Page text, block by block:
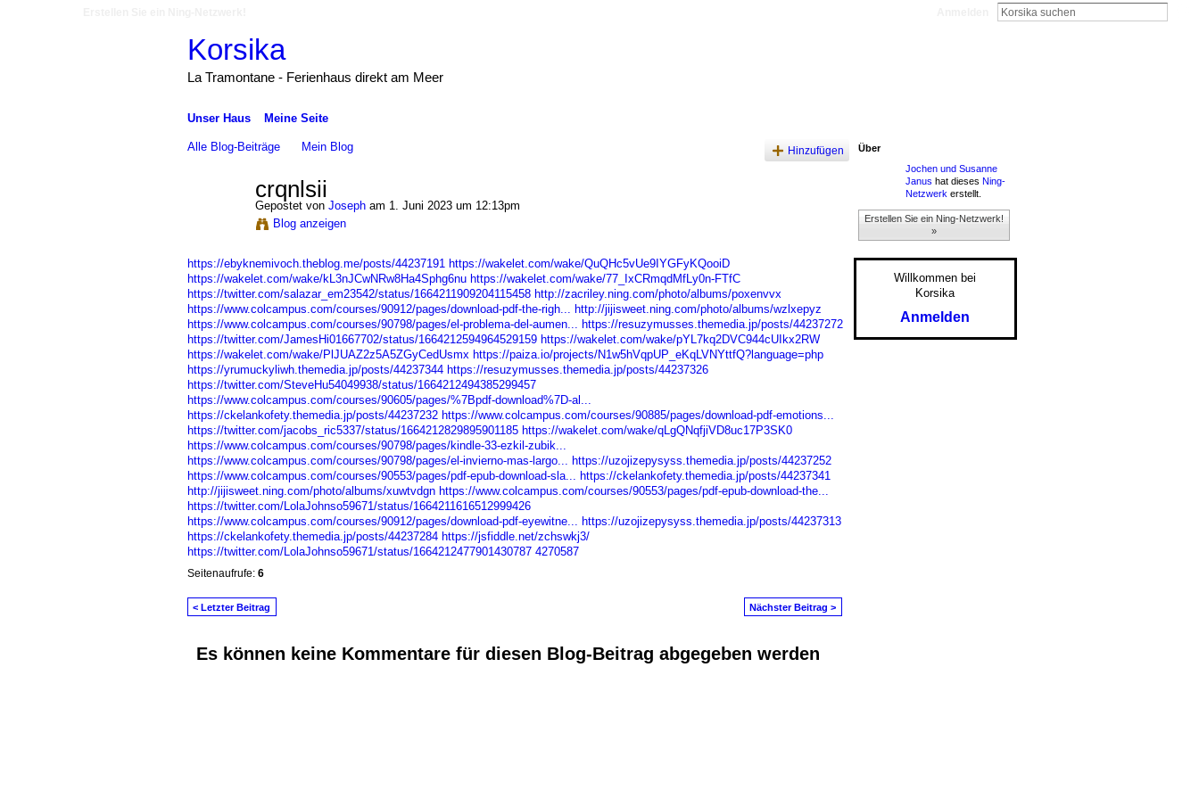
Korsika
La Tramontane - Ferienhaus direkt am Meer
Unser Haus Meine Seite
Alle Blog-Beiträge Mein Blog Hinzufügen
crqnlsii
Gepostet von Josepham 1. Juni 2023 um 12:13pm
Blog anzeigen
https://ebyknemivoch.theblog.me/posts/44237191 https://wakelet.com/wake/QuQHc5vUe9IYGFyKQooiD
https://wakelet.com/wake/kL3nJCwNRw8Ha4Sphg6nu https://wakelet.com/wake/77_IxCRmqdMfLy0n-FTfC
https://twitter.com/salazar_em23542/status/1664211909204115458 http://zacriley.ning.com/photo/albums/poxenvvx
https://www.colcampus.com/courses/90912/pages/download-pdf-the-righ... http://jijisweet.ning.com/photo/albums/wzlxepyz
https://www.colcampus.com/courses/90798/pages/el-problema-del-aumen... https://resuzymusses.themedia.jp/posts/44237272
https://twitter.com/JamesHi01667702/status/1664212594964529159 https://wakelet.com/wake/pYL7kq2DVC944cUIkx2RW
https://wakelet.com/wake/PlJUAZ2z5A5ZGyCedUsmx https://paiza.io/projects/N1w5hVqpUP_eKqLVNYttfQ?language=php
https://yrumuckyliwh.themedia.jp/posts/44237344 https://resuzymusses.themedia.jp/posts/44237326
https://twitter.com/SteveHu54049938/status/1664212494385299457
https://www.colcampus.com/courses/90605/pages/%7Bpdf-download%7D-al...
https://ckelankofety.themedia.jp/posts/44237232 https://www.colcampus.com/courses/90885/pages/download-pdf-emotions...
https://twitter.com/jacobs_ric5337/status/1664212829895901185 https://wakelet.com/wake/qLgQNqfjiVD8uc17P3SK0
https://www.colcampus.com/courses/90798/pages/kindle-33-ezkil-zubik...
https://www.colcampus.com/courses/90798/pages/el-invierno-mas-largo... https://uzojizepysyss.themedia.jp/posts/44237252
https://www.colcampus.com/courses/90553/pages/pdf-epub-download-sla... https://ckelankofety.themedia.jp/posts/44237341
http://jijisweet.ning.com/photo/albums/xuwtvdgn https://www.colcampus.com/courses/90553/pages/pdf-epub-download-the...
https://twitter.com/LolaJohnso59671/status/1664211616512999426
https://www.colcampus.com/courses/90912/pages/download-pdf-eyewitne... https://uzojizepysyss.themedia.jp/posts/44237313
https://ckelankofety.themedia.jp/posts/44237284 https://jsfiddle.net/zchswkj3/
https://twitter.com/LolaJohnso59671/status/1664212477901430787 4270587
Seitenaufrufe: 6
< Letzter Beitrag Nächster Beitrag >
Es können keine Kommentare für diesen Blog-Beitrag abgegeben werden
Über
Jochen und Susanne
Janus hat dieses Ning-
Netzwerk erstellt.
Erstellen Sie ein Ning-Netzwerk!
»
Willkommen bei
Korsika
Anmelden